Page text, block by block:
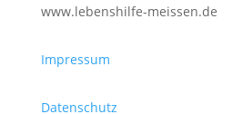
www.lebenshilfe-meissen.de
Impressum
Datenschutz